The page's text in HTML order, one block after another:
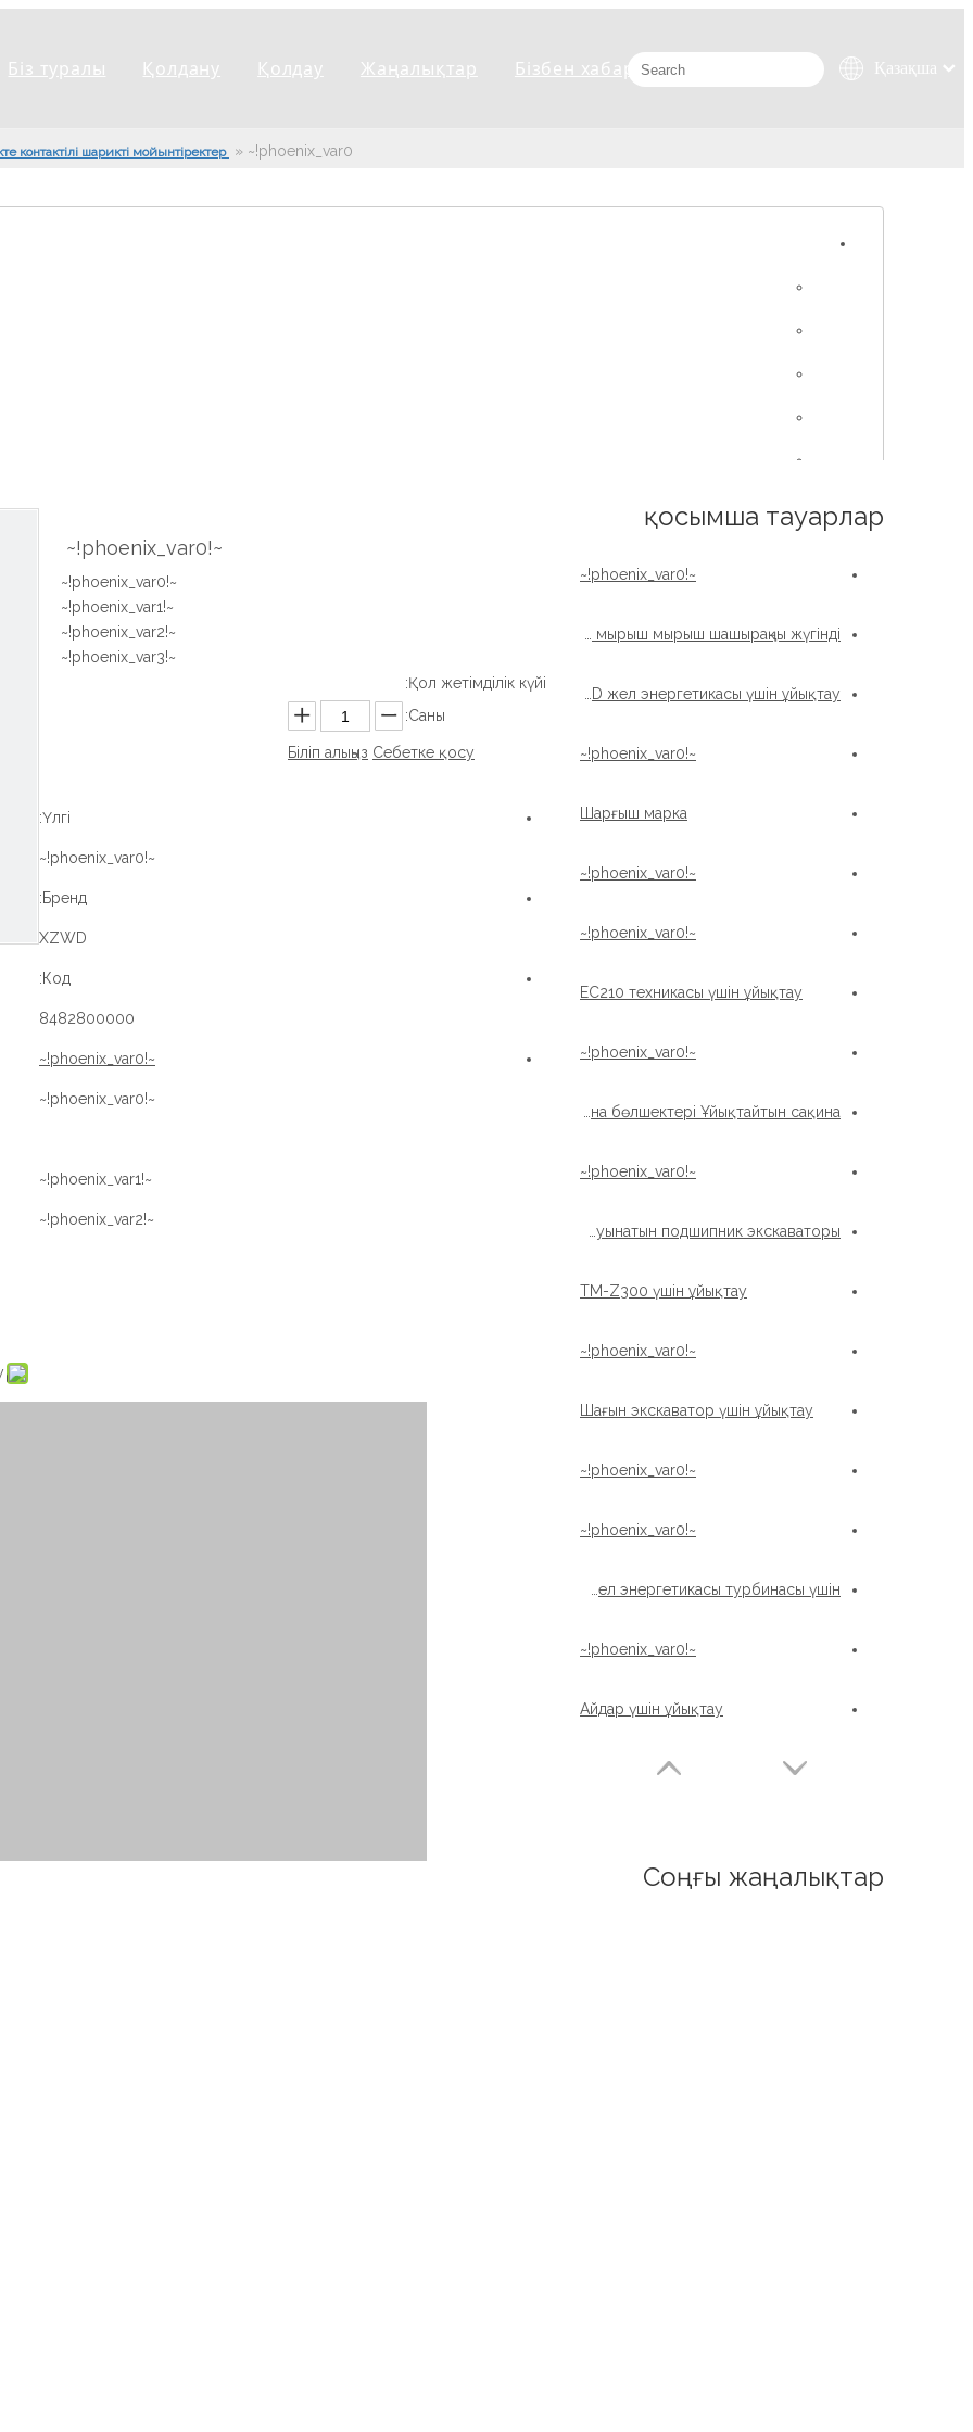
Біз туралы Қолдану Қолдау Жаңалықтар Бізбен хабарласыңыз Қазақша
한국어
العربية
контактілі шарикті мойынтіректер » ~!phoenix_var0!~
~!phoenix_var0!~
~!phoenix_var0!~
~!phoenix_var1!~
~!phoenix_var2!~
~!phoenix_var3!~
Қол жетімділік күйі:
Саны:
Біліп алыңыз Себетке қосу
Үлгі:
~!phoenix_var0!~
Бренд:
XZWD
Код:
8482800000
~!phoenix_var0!~
~!phoenix_var0!~
~!phoenix_var1!~
~!phoenix_var2!~
қосымша тауарлар
~!phoenix_var0!~
~!phoenix_var0!~
Шарғыш марка
~!phoenix_var0!~
~!phoenix_var0!~
EC210 техникасы үшін ұйықтау
~!phoenix_var0!~
~!phoenix_var0!~
TM-Z300 үшін ұйықтау
~!phoenix_var0!~
Шағын экскаватор үшін ұйықтау
~!phoenix_var0!~
~!phoenix_var0!~
~!phoenix_var0!~
Айдар үшін ұйықтау
Соңғы жаңалықтар